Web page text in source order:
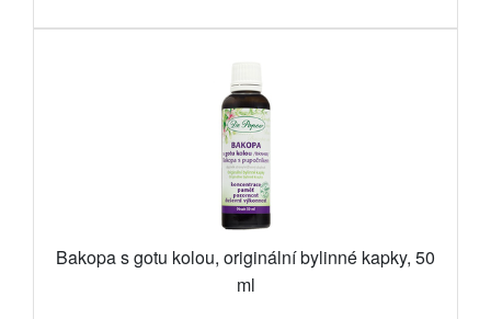
Bakopa s gotu kolou, originální bylinné kapky, 50
ml